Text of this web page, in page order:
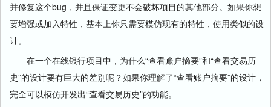
并修复这个bug，并且保证变更不会破坏项目的其他部分。如果你想
要增强或加入特性，基本上你只需要模仿现有的特性，使用类似的设
计。
在一个在线银行项目中，为什么“查看账户摘要”和“查看交易历
史”的设计要有巨大的差别呢？如果你理解了“查看账户摘要”的设计，
完全可以模仿开发出“查看交易历史”的功能。